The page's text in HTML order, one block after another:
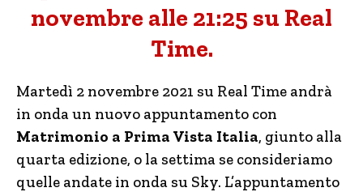
novembre alle 21:25 su Real
Time.
Martedì 2 novembre 2021 su Real Time andrà
in onda un nuovo appuntamento con
Matrimonio a Prima Vista Italia, giunto alla
quarta edizione, o la settima se consideriamo
quelle andate in onda su Sky. L’appuntamento